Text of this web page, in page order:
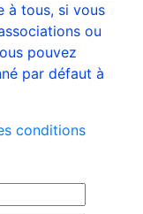
à tous, si vous
ou
pouvez
par défaut à
conditions